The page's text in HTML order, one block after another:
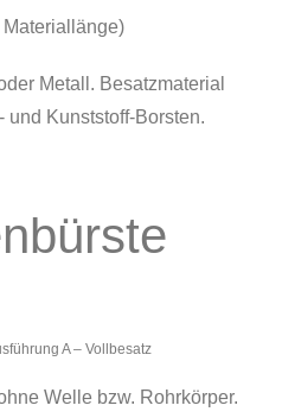
Metall. Besatzmaterial
und Kunststoff-Borsten.
A – Vollbesatz
Welle bzw. Rohrkörper.